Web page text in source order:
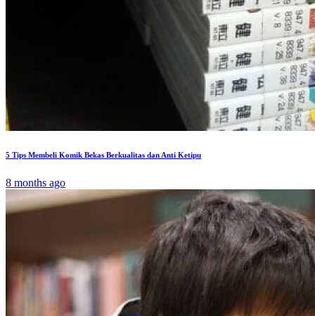
5 Tips Membeli Komik Bekas Berkualitas dan Anti Ketipu
8 months ago